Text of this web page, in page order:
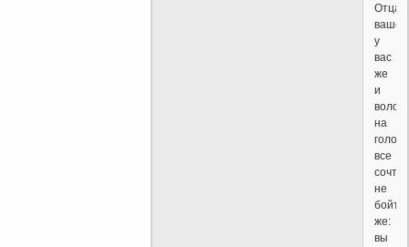
Отца
у
вас
же
и
на
голове
все
не
же:
вы